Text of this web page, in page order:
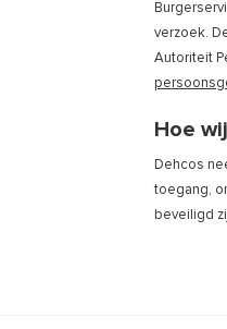
verzoek.
Autoriteit
Hoe
Dehcos
toegang,
beveiligd